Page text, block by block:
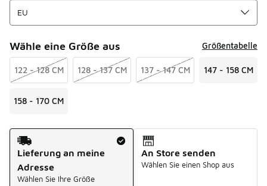
Wähle eine Größe aus Größentabelle
122 - 128 CM 128 - 137 CM 137 - 147 CM 147 - 158 CM
158 - 170 CM
Versandart
Lieferung an meine
Adresse
Wählen Sie Ihre Größe
An Store senden
Wählen Sie einen Shop aus